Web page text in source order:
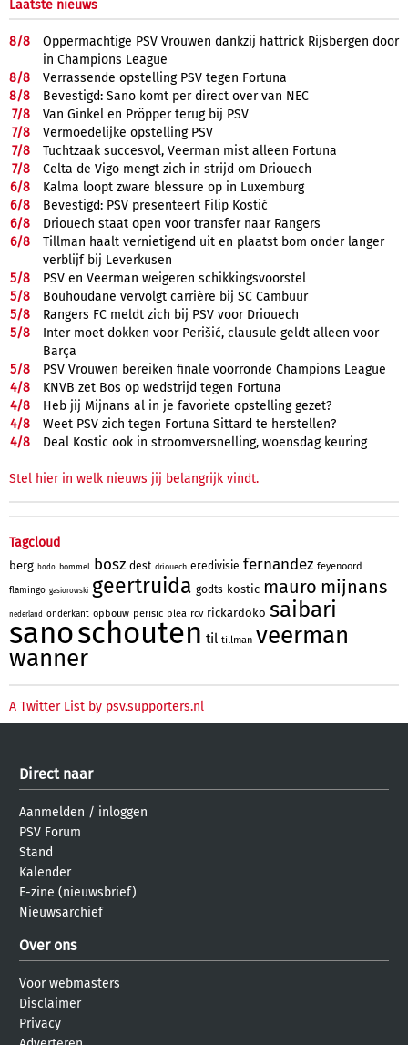
Laatste nieuws
8/8
Oppermachtige PSV Vrouwen dankzij hattrick Rijsbergen door
in Champions League
8/8
Verrassende opstelling PSV tegen Fortuna
8/8
Bevestigd: Sano komt per direct over van NEC
7/8
Van Ginkel en Pröpper terug bij PSV
7/8
Vermoedelijke opstelling PSV
7/8
Tuchtzaak succesvol, Veerman mist alleen Fortuna
7/8
Celta de Vigo mengt zich in strijd om Driouech
6/8
Kalma loopt zware blessure op in Luxemburg
6/8
Bevestigd: PSV presenteert Filip Kostić
6/8
Driouech staat open voor transfer naar Rangers
6/8
Tillman haalt vernietigend uit en plaatst bom onder langer
verblijf bij Leverkusen
5/8
PSV en Veerman weigeren schikkingsvoorstel
5/8
Bouhoudane vervolgt carrière bij SC Cambuur
5/8
Rangers FC meldt zich bij PSV voor Driouech
5/8
Inter moet dokken voor Perišić, clausule geldt alleen voor
Barça
5/8
PSV Vrouwen bereiken finale voorronde Champions League
4/8
KNVB zet Bos op wedstrijd tegen Fortuna
4/8
Heb jij Mijnans al in je favoriete opstelling gezet?
4/8
Weet PSV zich tegen Fortuna Sittard te herstellen?
4/8 Deal Kostic ook in stroomversnelling, woensdag keuring
Stel hier in welk nieuws jij belangrijk vindt.
Tagcloud
berg bodo bommel bosz dest driouech eredivisie fernandez feyenoord
flamingo gasiorowski geertruida godts kostic mauro mijnans
nederland onderkant opbouw perisic plea rcv rickardoko saibari
sanoschouten til tillman veerman
wanner
A Twitter List by psv.supporters.nl
Direct naar
Aanmelden / inloggen
PSV Forum
Stand
Kalender
E-zine (nieuwsbrief)
Nieuwsarchief
Over ons
Voor webmasters
Disclaimer
Privacy